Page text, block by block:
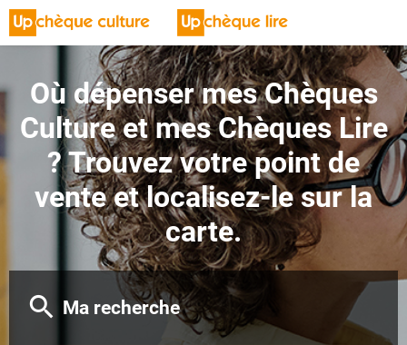
Où dépenser mes Chèques
Culture et mes Chèques Lire
? Trouvez votre point de
vente et localisez-le sur la
carte.
Ma recherche